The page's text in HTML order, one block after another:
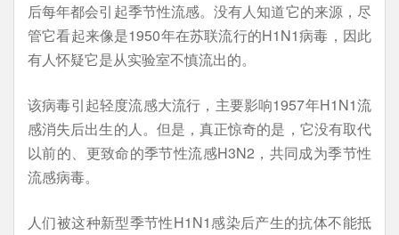
后每年都会引起季节性流感。没有人知道它的来源，尽
管它看起来像是1950年在苏联流行的H1N1病毒，因此
有人怀疑它是从实验室不慎流出的。
该病毒引起轻度流感大流行，主要影响1957年H1N1流
感消失后出生的人。但是，真正惊奇的是，它没有取代
以前的、更致命的季节性流感H3N2，共同成为季节性
流感病毒。
人们被这种新型季节性H1N1感染后产生的抗体不能抵